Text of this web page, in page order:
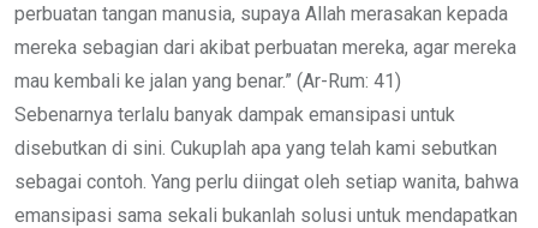
perbuatan tangan manusia, supaya Allah merasakan kepada
mereka sebagian dari akibat perbuatan mereka, agar mereka
mau kembali ke jalan yang benar.” (Ar-Rum: 41)
Sebenarnya terlalu banyak dampak emansipasi untuk
disebutkan di sini. Cukuplah apa yang telah kami sebutkan
sebagai contoh. Yang perlu diingat oleh setiap wanita, bahwa
emansipasi sama sekali bukanlah solusi untuk mendapatkan